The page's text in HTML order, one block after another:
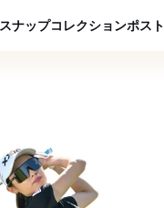
スナップコレクションポスト